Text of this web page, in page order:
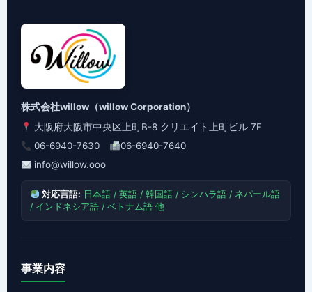
株式会社willow（willow Corporation）
大阪府大阪市中央区上町B-8 クリエイト上町ビル 7F
06-6940-7630
06-6940-7640
info@willow.ooo
対応言語: 日本語 / 英語 / 韓国語 / シンハラ語 / ネパール語
/ インドネシア語 / ベトナム語 他
事業内容